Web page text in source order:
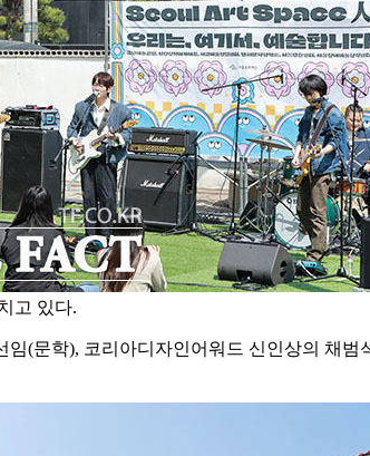
고 있다.
임(문학), 코리아디자인어워드 신인상의 채